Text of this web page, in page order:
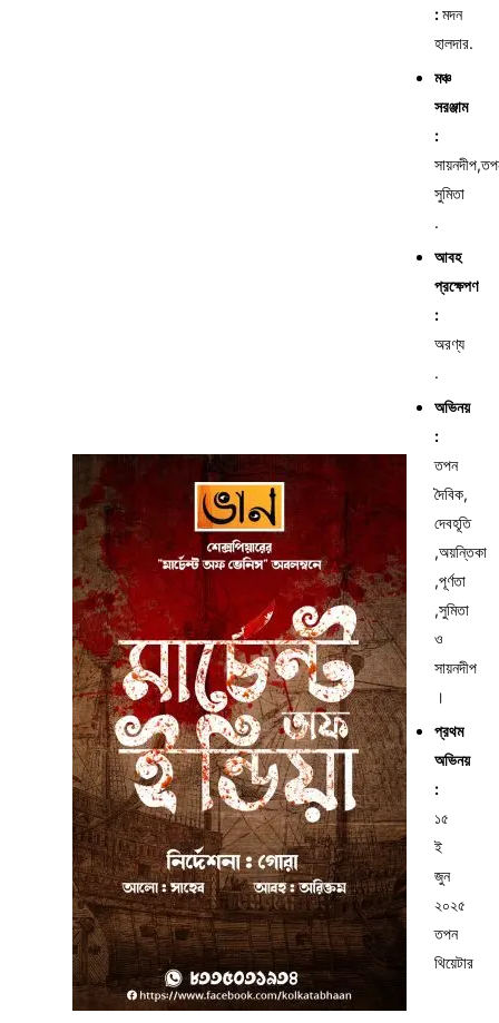
:মদন
হালদার.
মঞ্চ
সরঞ্জাম
:
সুমিতা
.
আবহ
প্রক্ষেপণ
:
অরণ্য
.
অভিনয়
:
তপন
দৈবিক,
দেবহূতি
,অয়ন্তিকা
,পূর্ণতা
,সুমিতা
ও
সায়নদীপ
।
প্রথম
অভিনয়
:
১৫
ই
জুন
২০২৫
তপন
থিয়েটার